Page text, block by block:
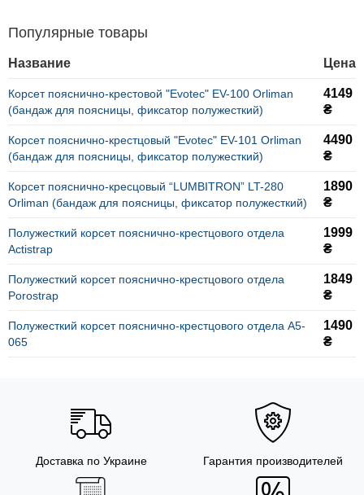
Популярные товары
Название Цена
Корсет пояснично-крестовой "Evotec" EV-100 Orliman
(бандаж для поясницы, фиксатор полужесткий)
4149
₴
Корсет пояснично-крестцовый "Evotec" EV-101 Orliman
(бандаж для поясницы, фиксатор полужесткий)
4490
₴
Корсет пояснично-кресцовый “LUMBITRON” LT-280
Orliman (бандаж для поясницы, фиксатор полужесткий)
1890
₴
Полужесткий корсет пояснично-крестцового отдела
Actistrap
1999
₴
Полужесткий корсет пояснично-крестцового отдела
Porostrap
1849
₴
Полужесткий корсет пояснично-крестцового отдела А5-
065
1490
₴
Доставка по Украине Гарантия производителей